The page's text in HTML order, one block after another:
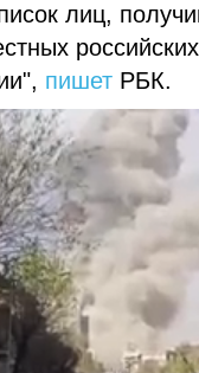
лиц,
пишет РБК.